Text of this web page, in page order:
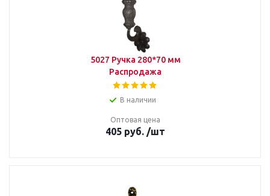
5027 Ручка 280*70 мм
Распродажа
В наличии
Оптовая цена
405 руб. /шт